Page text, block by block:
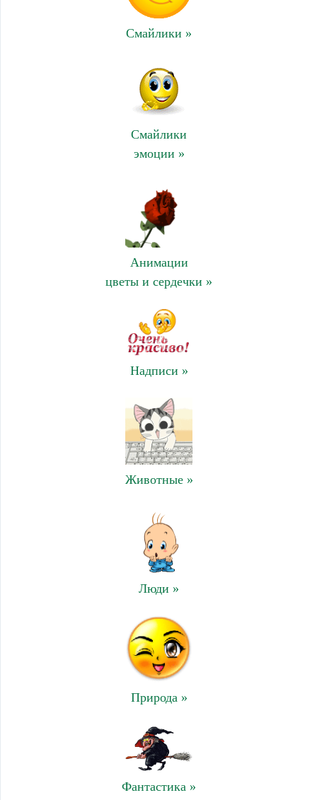
Смайлики »
Смайлики
эмоции »
Анимации
цветы и сердечки »
Надписи »
Животные »
Люди »
Природа »
Фантастика »